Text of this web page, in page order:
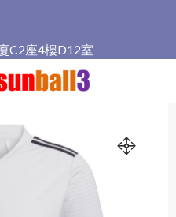
C2座4樓D12室